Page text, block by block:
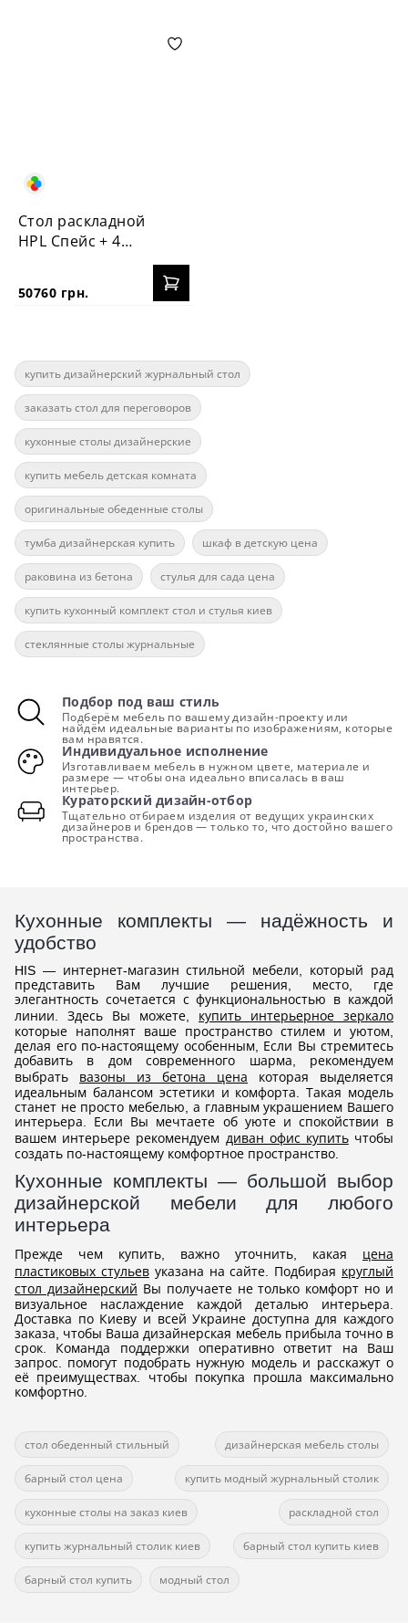
Стол раскладной
HPL Спейс + 4
50760 грн.
купить дизайнерский журнальный стол
заказать стол для переговоров
кухонные столы дизайнерские
купить мебель детская комната
оригинальные обеденные столы
тумба дизайнерская купить шкаф в детскую цена
раковина из бетона стулья для сада цена
купить кухонный комплект стол и стулья киев
стеклянные столы журнальные
Подбор под ваш стиль
Подберём мебель по вашему дизайн-проекту или
найдём идеальные варианты по изображениям, которые
вам нравятся.
Индивидуальное исполнение
Изготавливаем мебель в нужном цвете, материале и
размере — чтобы она идеально вписалась в ваш
интерьер.
Кураторский дизайн-отбор
Тщательно отбираем изделия от ведущих украинских
дизайнеров и брендов — только то, что достойно вашего
пространства.
Кухонные комплекты — надёжность и
удобство
HIS — интернет-магазин стильной мебели, который рад
представить Вам лучшие решения, место, где
элегантность сочетается с функциональностью в каждой
линии. Здесь Вы можете, купить интерьерное зеркало
которые наполнят ваше пространство стилем и уютом,
делая его по-настоящему особенным, Если Вы стремитесь
добавить в дом современного шарма, рекомендуем
выбрать вазоны из бетона цена которая выделяется
идеальным балансом эстетики и комфорта. Такая модель
станет не просто мебелью, а главным украшением Вашего
интерьера. Если Вы мечтаете об уюте и спокойствии в
вашем интерьере рекомендуем диван офис купитьчтобы
создать по-настоящему комфортное пространство.
Кухонные комплекты — большой выбор
дизайнерской мебели для любого
интерьера
Прежде чем купить, важно уточнить, какая цена
пластиковых стульевуказана на сайте. Подбирая круглый
стол дизайнерский Вы получаете не только комфорт но и
визуальное наслаждение каждой деталью интерьера.
Доставка по Киеву и всей Украине доступна для каждого
заказа, чтобы Ваша дизайнерская мебель прибыла точно в
срок. Команда поддержки оперативно ответит на Ваш
запрос. помогут подобрать нужную модель и расскажут о
её преимуществах. чтобы покупка прошла максимально
комфортно.
стол обеденный стильный дизайнерская мебель столы
барный стол цена купить модный журнальный столик
кухонные столы на заказ киев раскладной стол
купить журнальный столик киев барный стол купить киев
барный стол купить модный стол